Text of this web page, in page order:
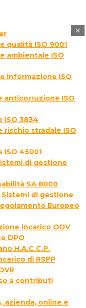
qualità ISO 9001
ambientale ISO
informazione ISO
anticorruzione ISO
ISO 3834
rischio stradale ISO
ISO 45001
di gestione
SA 8000
di gestione
Europeo
incarico ODV
DPO
H.A.C.C.P.
di RSPP
a contributi
azienda, online e
×